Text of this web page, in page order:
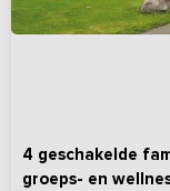
4 geschakelde
groeps- en